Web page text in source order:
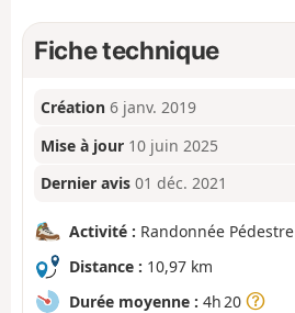
Fiche technique
Création 6 janv. 2019
Mise à jour 10 juin 2025
Dernier avis 01 déc. 2021
Activité : Randonnée Pédestre
Distance : 10,97 km
Durée moyenne : 4h 20